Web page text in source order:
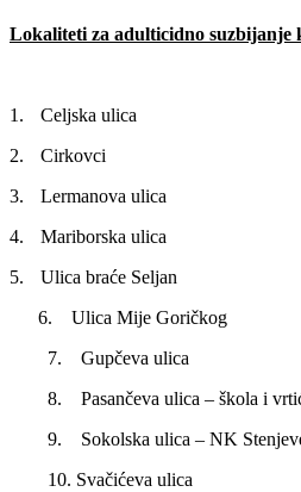
Lokaliteti za adulticidno suzbijanje
1.
Celjska ulica
2.
Cirkovci
3.
Lermanova ulica
4.
Mariborska ulica
5.
Ulica braće Seljan
6. Ulica Mije Goričkog
7. Gupčeva ulica
8. Pasančeva ulica – škola i
9. Sokolska ulica – NK
10. Svačićeva ulica